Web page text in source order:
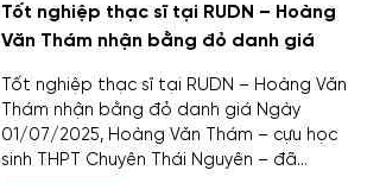
Tốt nghiệp thạc sĩ tại RUDN – Hoàng
Văn Thám nhận bằng đỏ danh giá
Tốt nghiệp thạc sĩ tại RUDN – Hoàng Văn
Thám nhận bằng đỏ danh giá Ngày
01/07/2025, Hoàng Văn Thám – cựu học
sinh THPT Chuyên Thái Nguyên – đã...